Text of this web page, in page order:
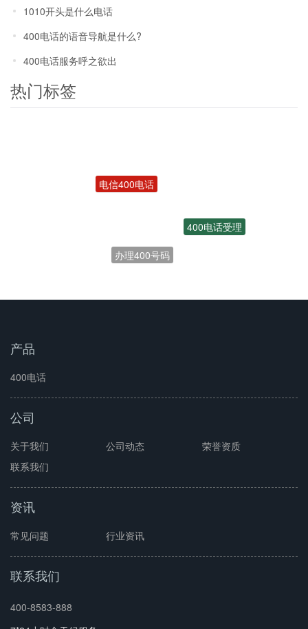
1010开头是什么电话
400电话的语音导航是什么?
400电话服务呼之欲出
热门标签
400电话受理
产品
400电话
公司
关于我们 公司动态
荣誉资质
联系我们
资讯
常见问题 行业资讯
联系我们
400-8583-888